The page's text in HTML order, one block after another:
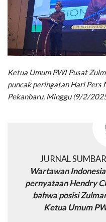
Ketua Umum PWI Pusat
puncak peringatan Hari Pers
Pekanbaru, Minggu (9/2/
JURNAL
Wartawan
pernyataan Hendry
bahwa posisi
Ketua Umum